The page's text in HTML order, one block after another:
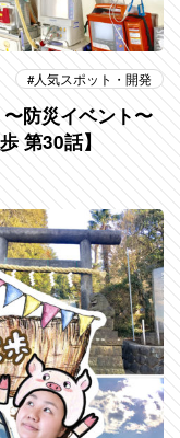
人気スポット・開発
防災イベント〜
第30話】